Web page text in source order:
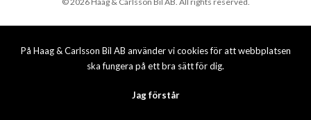
På Haag & Carlsson Bil AB använder vi cookies för att webbplatsen
ska fungera på ett bra sätt för dig.
Jag förstår